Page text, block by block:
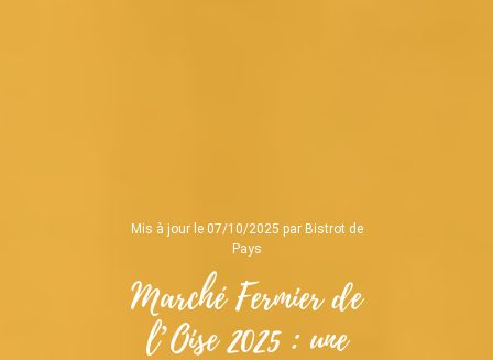
Mis à jour le 07/10/2025 par Bistrot de
Pays
Marché Fermier de
l’Oise 2025 : une